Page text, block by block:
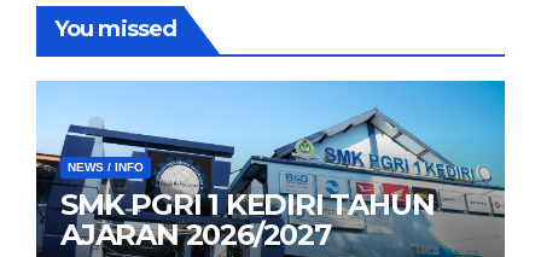
You missed
NEWS / INFO
SMK PGRI 1 KEDIRI TAHUN
AJARAN 2026/2027